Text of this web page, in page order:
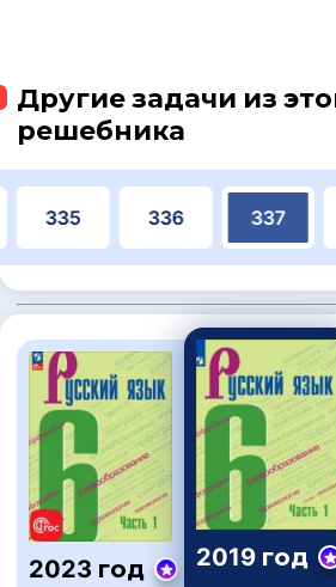
Другие задачи из
решебника
335 336 337
2023 год 2019 год